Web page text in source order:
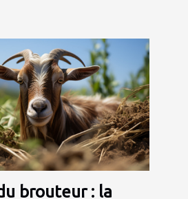
brouteur : la